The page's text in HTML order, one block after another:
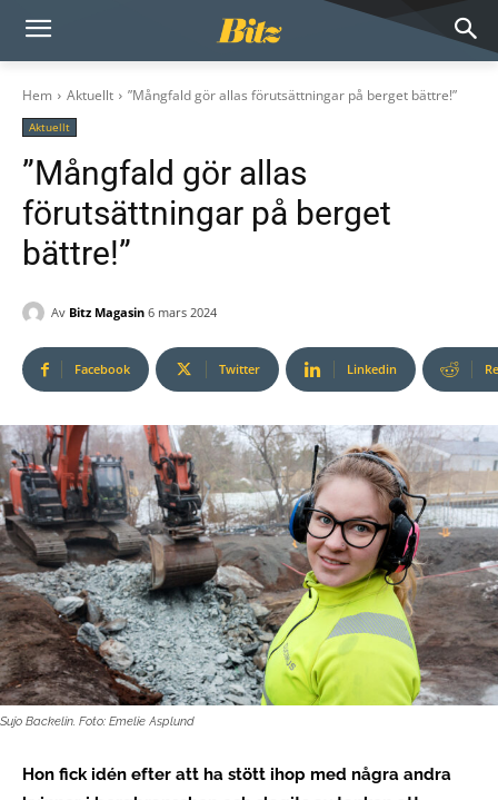
Hem Aktuellt ”Mångfald gör allas förutsättningar på berget bättre!”
Aktuellt
”Mångfald gör allas
förutsättningar på berget
bättre!”
Av Bitz Magasin 6 mars 2024
Facebook Twitter Linkedin
Sujo Backelin. Foto: Emelie Asplund
Hon fick idén efter att ha stött ihop med några andra